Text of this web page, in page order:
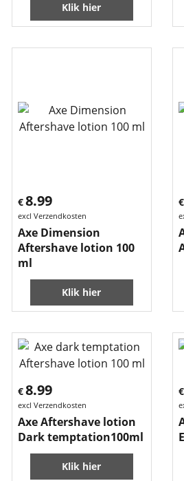
Klik hier
€8.99
excl Verzendkosten
Axe Dimension
Aftershave lotion 100
ml
Klik hier
€
€8.99
excl Verzendkosten
Axe Aftershave lotion
Dark temptation100ml
Klik hier
€